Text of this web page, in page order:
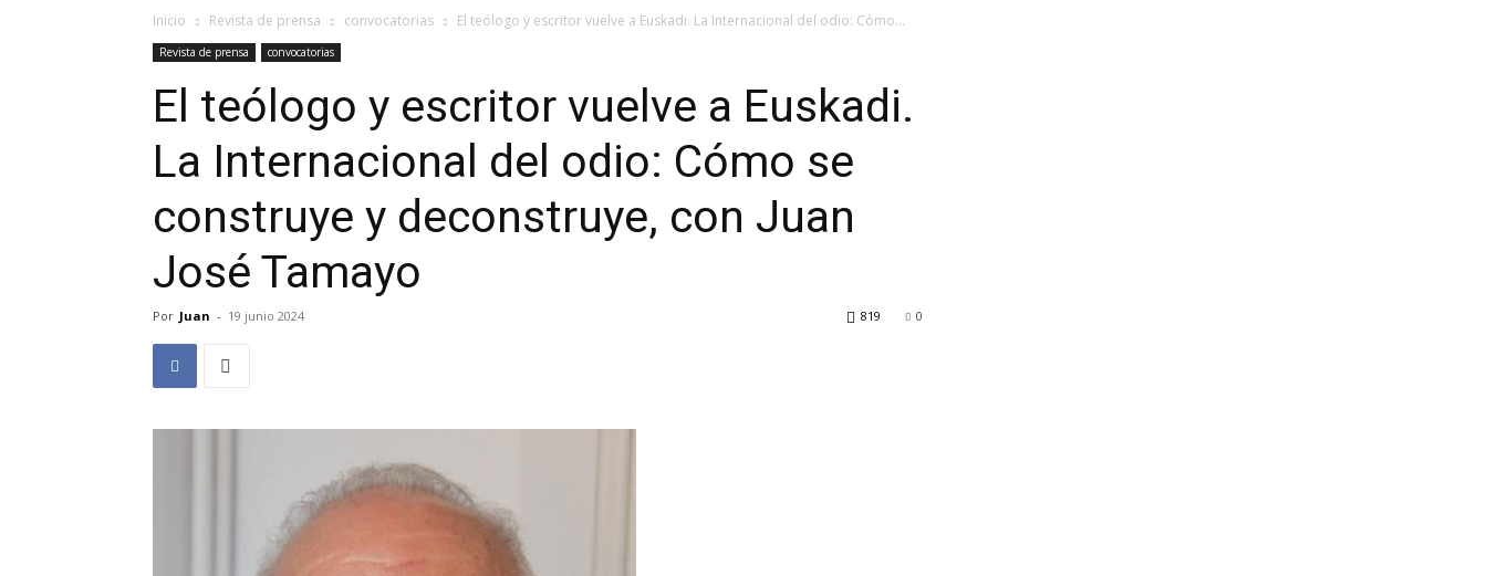
Inicio Revista de prensa convocatorias El teólogo y escritor vuelve a Euskadi. La Internacional del odio: Cómo...
Revista de prensa convocatorias
El teólogo y escritor vuelve a Euskadi.
La Internacional del odio: Cómo se
construye y deconstruye, con Juan
José Tamayo
Por Juan - 19 junio 2024 0
819